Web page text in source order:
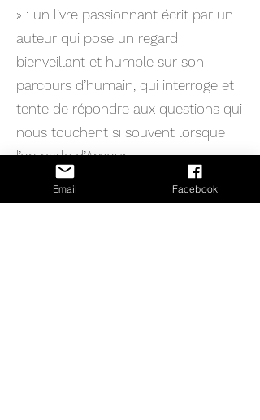
» : un livre passionnant écrit par un
auteur qui pose un regard
bienveillant et humble sur son
parcours d’humain, qui interroge et
tente de répondre aux questions qui
nous touchent si souvent lorsque
l’on parle d’Amour.
Polyamoureux·se ou non, curieux·se
ou simplement en évolution vers un
Email Facebook